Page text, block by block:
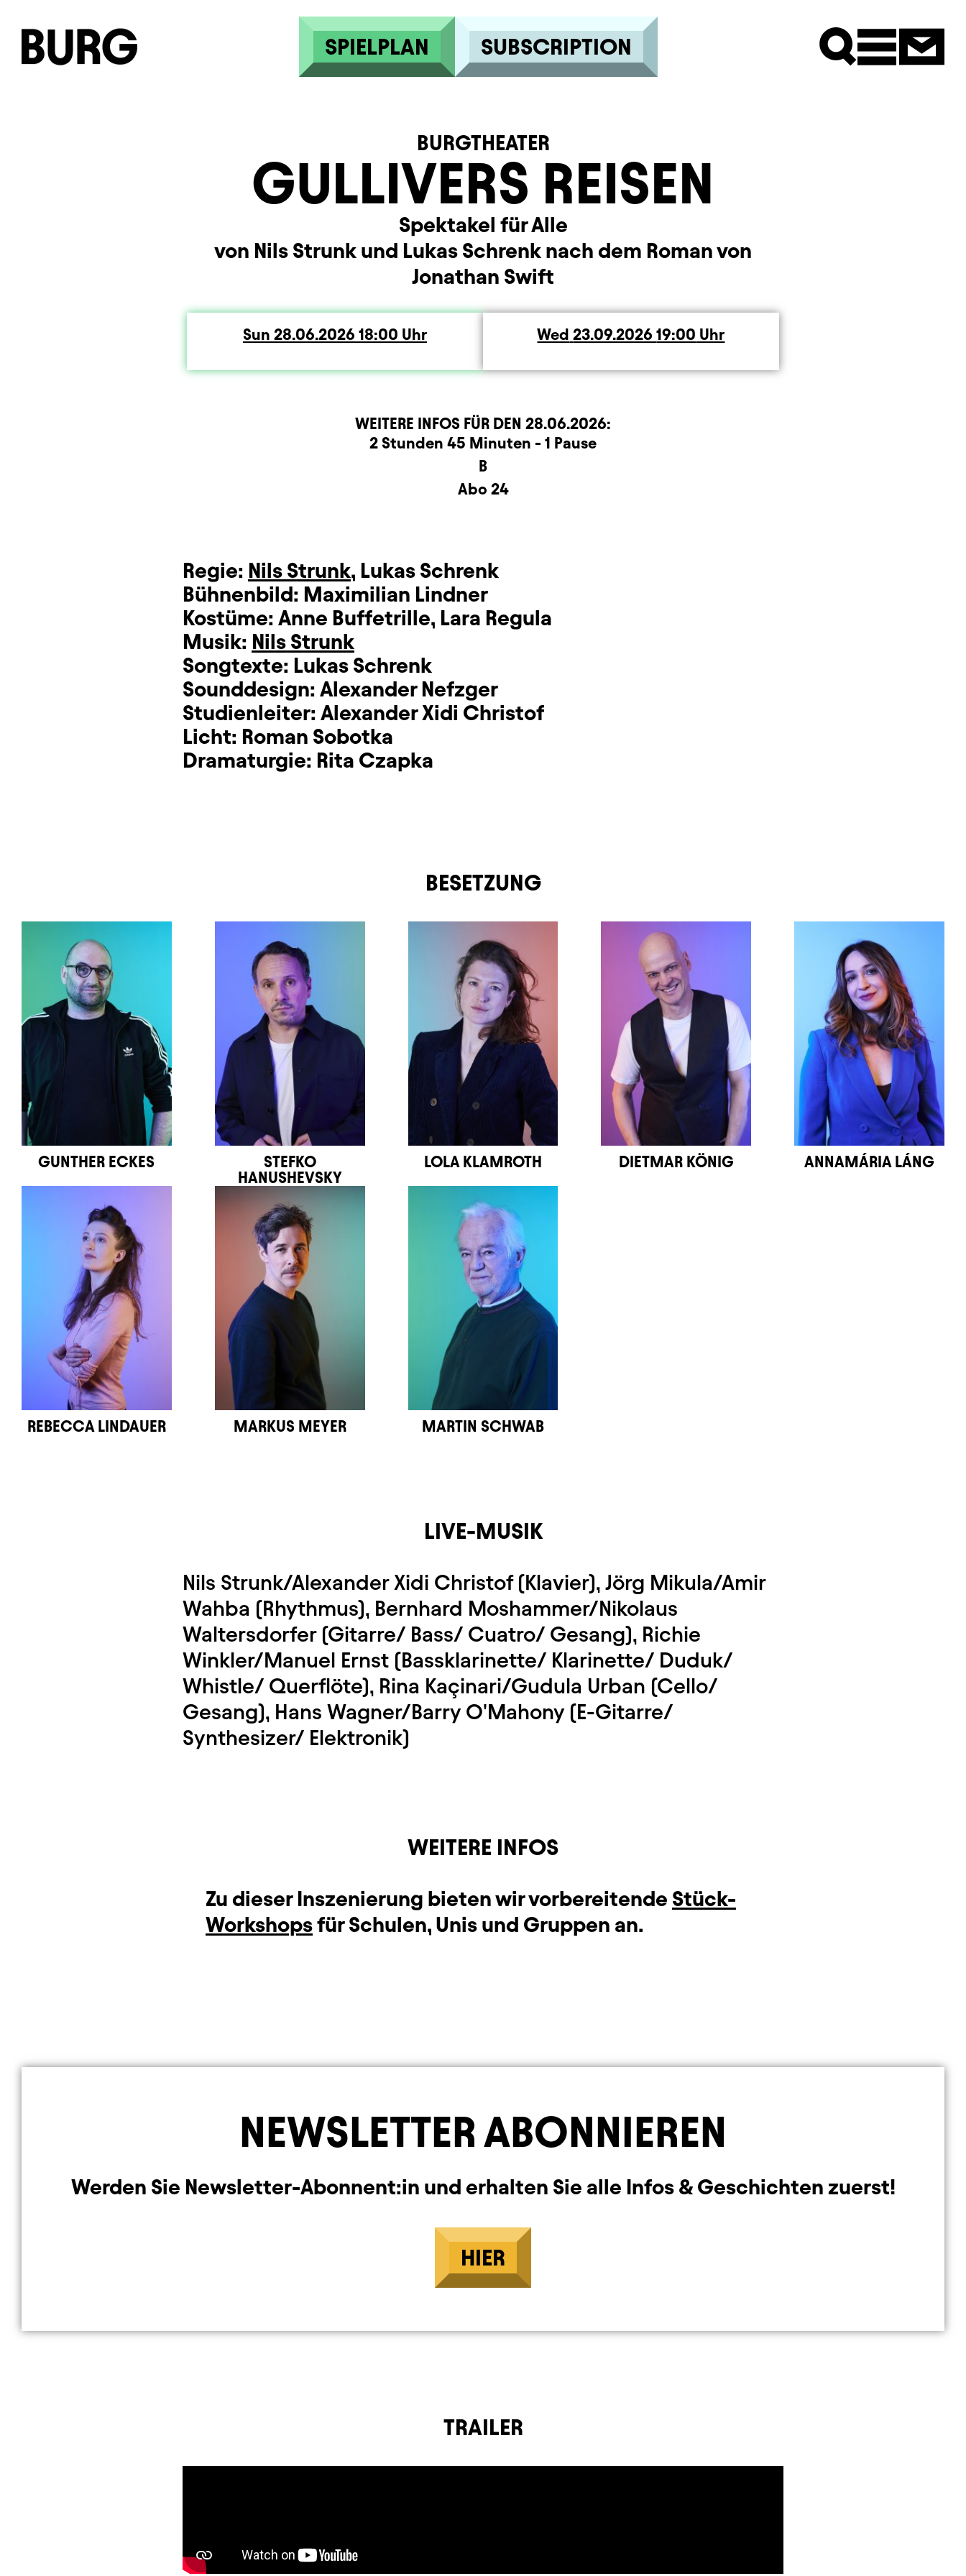
SPIELPLAN SUBSCRIPTION
GULLIVERS REISEN
BURGTHEATER
Spektakel für Alle
von Nils Strunk und Lukas Schrenk nach dem Roman von
Jonathan Swift
Sun Sunday
28.06.2026 18:00 Uhr Wed Wednesday
23.09.202619:00 Uhr
WEITERE INFOS FÜR DEN 28.06.2026:
2 Stunden 45 Minuten - 1 Pause
B
Abo 24
Regie: Nils Strunk, Lukas Schrenk
Bühnenbild: Maximilian Lindner
Kostüme: Anne Buffetrille, Lara Regula
Musik: Nils Strunk
Songtexte: Lukas Schrenk
Sounddesign: Alexander Nefzger
Studienleiter: Alexander Xidi Christof
Licht: Roman Sobotka
Dramaturgie: Rita Czapka
BESETZUNG
GUNTHER ECKES
STEFKO
HANUSHEVSKY
LOLA KLAMROTH DIETMAR KÖNIG ANNAMÁRIA LÁNG
REBECCA LINDAUER MARKUS MEYER MARTIN SCHWAB
LIVE-MUSIK
Nils Strunk/Alexander Xidi Christof (Klavier), Jörg Mikula/Amir
Wahba (Rhythmus), Bernhard Moshammer/Nikolaus
Waltersdorfer (Gitarre/ Bass/ Cuatro/ Gesang), Richie
Winkler/Manuel Ernst (Bassklarinette/ Klarinette/ Duduk/
Whistle/ Querflöte), Rina Kaçinari/Gudula Urban (Cello/
Gesang), Hans Wagner/Barry O'Mahony (E-Gitarre/
Synthesizer/ Elektronik)
WEITERE INFOS
Zu dieser Inszenierung bieten wir vorbereitende Stück-
Workshopsfür Schulen, Unis und Gruppen an.
NEWSLETTER ABONNIEREN
Werden Sie Newsletter-Abonnent:in und erhalten Sie alle Infos & Geschichten zuerst!
HIER
TRAILER